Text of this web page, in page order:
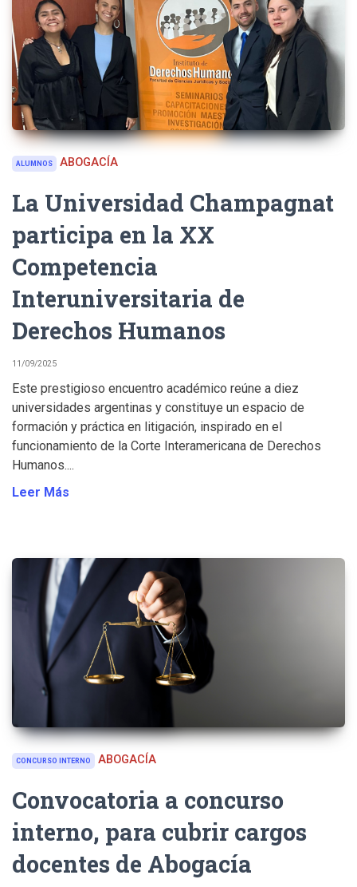
ALUMNOS ABOGACÍA
La Universidad Champagnat
participa en la XX
Competencia
Interuniversitaria de
Derechos Humanos
11/09/2025
Este prestigioso encuentro académico reúne a diez
universidades argentinas y constituye un espacio de
formación y práctica en litigación, inspirado en el
funcionamiento de la Corte Interamericana de Derechos
Humanos....
Leer Más
CONCURSO INTERNO ABOGACÍA
Convocatoria a concurso
interno, para cubrir cargos
docentes de Abogacía